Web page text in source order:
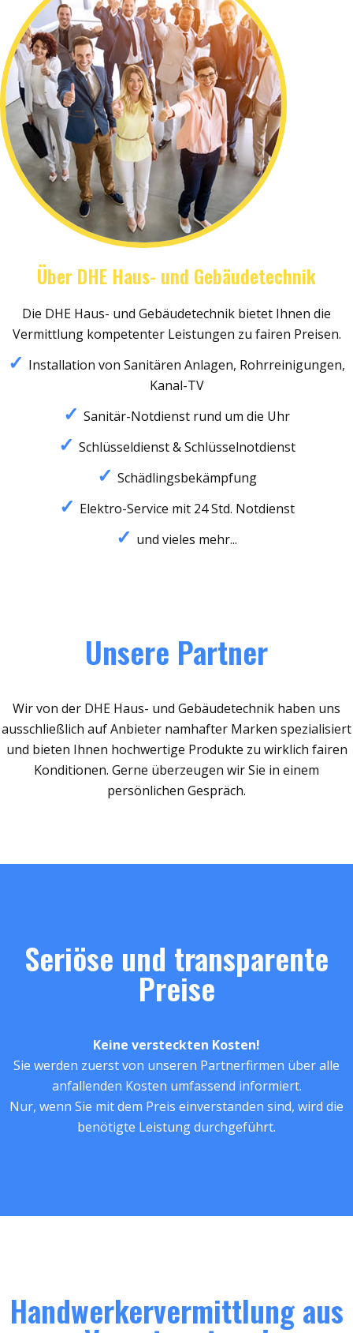
Über DHE Haus- und Gebäudetechnik
Die DHE Haus- und Gebäudetechnik bietet Ihnen die
Vermittlung kompetenter Leistungen zu fairen Preisen.
Installation von Sanitären Anlagen, Rohrreinigungen,
Kanal-TV
Sanitär-Notdienst rund um die Uhr
Schlüsseldienst & Schlüsselnotdienst
Schädlingsbekämpfung
Elektro-Service mit 24 Std. Notdienst
und vieles mehr...
Unsere Partner
Wir von der DHE Haus- und Gebäudetechnik haben uns
ausschließlich auf Anbieter namhafter Marken spezialisiert
und bieten Ihnen hochwertige Produkte zu wirklich fairen
Konditionen. Gerne überzeugen wir Sie in einem
persönlichen Gespräch.
Seriöse und transparente
Preise
Keine versteckten Kosten!
Sie werden zuerst von unseren Partnerfirmen über alle
anfallenden Kosten umfassend informiert.
Nur, wenn Sie mit dem Preis einverstanden sind, wird die
benötigte Leistung durchgeführt.
Handwerkervermittlung aus